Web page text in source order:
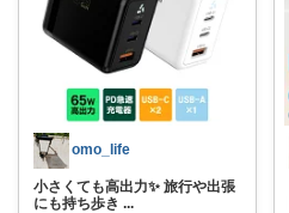
omo_life
小さくても高出力✨ 旅行や出張
にも持ち歩き ...